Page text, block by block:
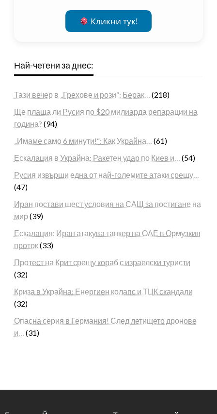
Кликни тук!
Най-четени за днес:
Тази вечер в „Грехове и рози“: Берак… (218)
Ще плаща ли Русия по $20 милиарда репарации на
година? (94)
„Имаме само 6 минути!“: Как Украйна… (61)
Ескалация в Украйна: Ракетен удар по Киев и… (54)
Русия извърши една от най-големите атаки срещу…
(47)
Иран постави шест условия на САЩ за постигане на
мир (39)
Ескалация: Иран атакува танкер на ОАЕ в Ормузкия
проток(33)
Протест на Крит срещу кораб с израелски туристи
(32)
Криза в Украйна: Енергиен колапс и ТЦК скандали
(32)
Опасна серия в Германия! След летището дронове
и… (31)